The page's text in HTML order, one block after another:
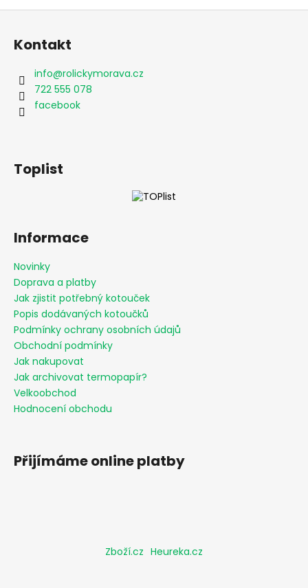
ý
Z
Kontakt
info@rolickymorava.cz
722 555 078
facebook
Toplist
Informace
Novinky
Doprava a platby
Jak zjistit potřebný kotouček
Popis dodávaných kotoučků
Podmínky ochrany osobních údajů
Obchodní podmínky
Jak nakupovat
Jak archivovat termopapír?
Velkoobchod
Hodnocení obchodu
Přijímáme online platby
Zboží.cz Heureka.cz